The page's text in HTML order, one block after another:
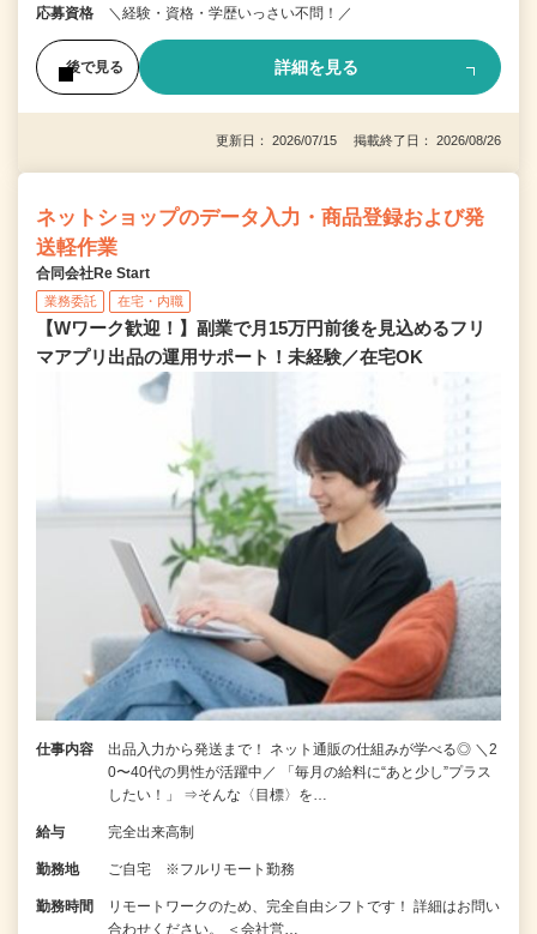
応募資格 ＼経験・資格・学歴いっさい不問！／
後で見る 詳細を見る
更新日： 2026/07/15 掲載終了日： 2026/08/26
ネットショップのデータ入力・商品登録および発
送軽作業
合同会社Re Start
業務委託 在宅・内職
【Wワーク歓迎！】副業で月15万円前後を見込めるフリ
マアプリ出品の運用サポート！未経験／在宅OK
仕事内容
出品入力から発送まで！ ネット通販の仕組みが学べる◎ ＼2
0〜40代の男性が活躍中／ 「毎月の給料に“あと少し”プラス
したい！」 ⇒そんな〈目標〉を…
給与 完全出来高制
勤務地 ご自宅 ※フルリモート勤務
勤務時間
リモートワークのため、完全自由シフトです！ 詳細はお問い
合わせください。 ＜会社営…